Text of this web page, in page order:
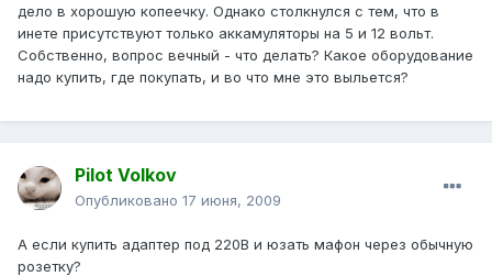
дело в хорошую копеечку. Однако столкнулся с тем, что в
инете присутствуют только аккамуляторы на 5 и 12 вольт.
Собственно, вопрос вечный - что делать? Какое оборудование
надо купить, где покупать, и во что мне это выльется?
Pilot Volkov
Опубликовано 17 июня, 2009
А если купить адаптер под 220В и юзать мафон через обычную
розетку?